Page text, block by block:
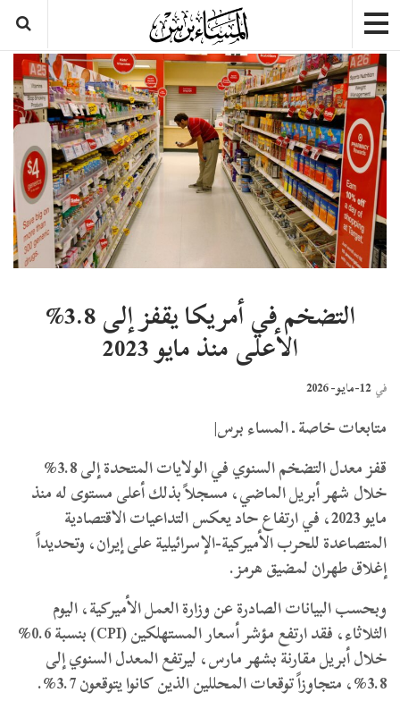
التضخم في أمريكا يقفز إلى 3.8%
الأعلى منذ مايو 2023
في 12-مايو- 2026
متابعات خاصة ـ المساء برس|
قفز معدل التضخم السنوي في الولايات المتحدة إلى 3.8%
خلال شهر أبريل الماضي، مسجلاً بذلك أعلى مستوى له منذ
مايو 2023، في ارتفاع حاد يعكس التداعيات الاقتصادية
المتصاعدة للحرب الأميركية-الإسرائيلية على إيران، وتحديداً
إغلاق طهران لمضيق هرمز.
وبحسب البيانات الصادرة عن وزارة العمل الأميركية، اليوم
الثلاثاء، فقد ارتفع مؤشر أسعار المستهلكين (CPI) بنسبة 0.6%
خلال أبريل مقارنة بشهر مارس، ليرتفع المعدل السنوي إلى
3.8%، متجاوزاً توقعات المحللين الذين كانوا يتوقعون 3.7%.